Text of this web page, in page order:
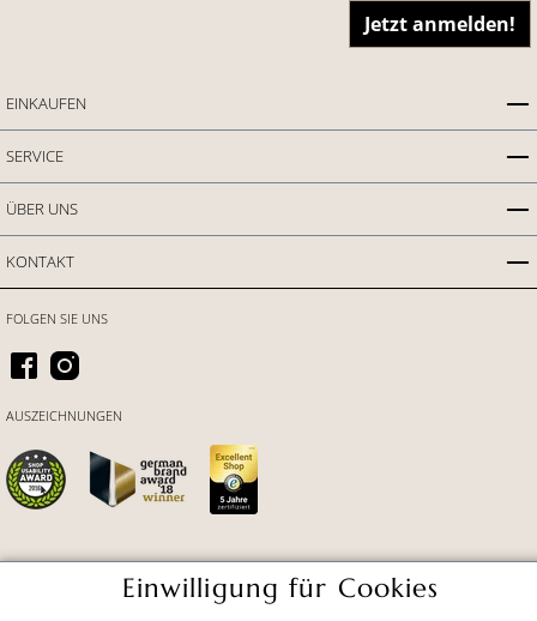
Jetzt anmelden!
EINKAUFEN
SERVICE
ÜBER UNS
KONTAKT
FOLGEN SIE UNS
AUSZEICHNUNGEN
Einwilligung für Cookies